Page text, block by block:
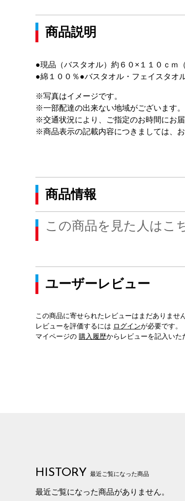
商品説明
●現品（バスタオル）約６０×１１０ｃｍ
●綿１００％●バスタオル・フェイスタ
※写真はイメージです。
※一部配達の出来ない地域がございます
※交通状況により、ご指定のお時間にお
※商品表示の記載内容につきましては、
商品情報
この商品を見た人はこ
ユーザーレビュー
この商品に寄せられたレビューはまだありません
レビューを評価するには ログインが必要です。
マイページの 購入履歴からレビューを記入いた
HISTORY 最近ご覧になった商品
最近ご覧になった商品がありません。